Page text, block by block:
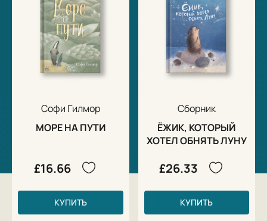
Софи Гилмор
МОРЕ НА ПУТИ
£16.66
КУПИТЬ
Сборник
ЁЖИК, КОТОРЫЙ
ХОТЕЛ ОБНЯТЬ ЛУНУ
£26.33
КУПИТЬ